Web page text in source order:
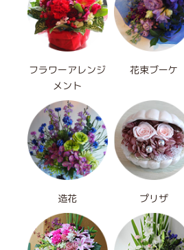
フラワーアレンジ
メント
花束ブーケ
造花 プリザ